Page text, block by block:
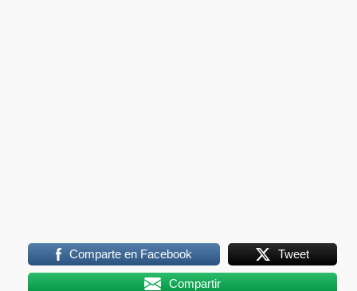
Comparte en Facebook Tweet
Compartir